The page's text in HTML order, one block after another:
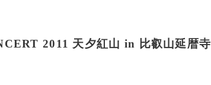
2011 天夕紅山 in 比叡山延暦寺